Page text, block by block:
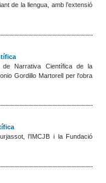
de la llengua, amb l’extensió
Narrativa Científica de la
Gordillo Martorell per l'obra
l’IMCJB i la Fundació